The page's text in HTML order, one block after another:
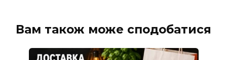
Вам також може сподобатися